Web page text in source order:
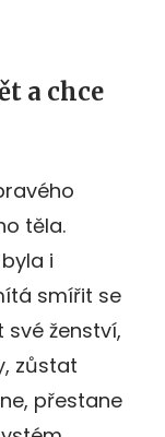
a chce
těla.
i
smířit se
ženství,
zůstat
přestane